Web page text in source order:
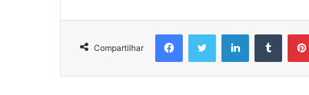
Compartilhar